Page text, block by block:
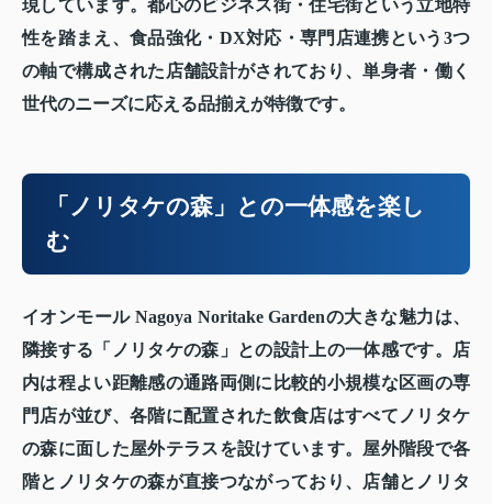
現しています。都心のビジネス街・住宅街という立地特
性を踏まえ、食品強化・DX対応・専門店連携という3つ
の軸で構成された店舗設計がされており、単身者・働く
世代のニーズに応える品揃えが特徴です。
「ノリタケの森」との一体感を楽し
む
イオンモール Nagoya Noritake Gardenの大きな魅力は、
隣接する「ノリタケの森」との設計上の一体感です。店
内は程よい距離感の通路両側に比較的小規模な区画の専
門店が並び、各階に配置された飲食店はすべてノリタケ
の森に面した屋外テラスを設けています。屋外階段で各
階とノリタケの森が直接つながっており、店舗とノリタ